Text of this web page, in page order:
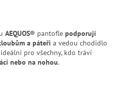
AEQUOS® pantofle podporují
a páteři a vedou chodidlo
pro všechny, kdo tráví
nebo na nohou.